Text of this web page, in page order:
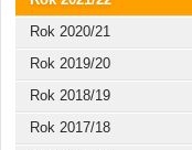
Rok 2020/21
Rok 2019/20
Rok 2018/19
Rok 2017/18